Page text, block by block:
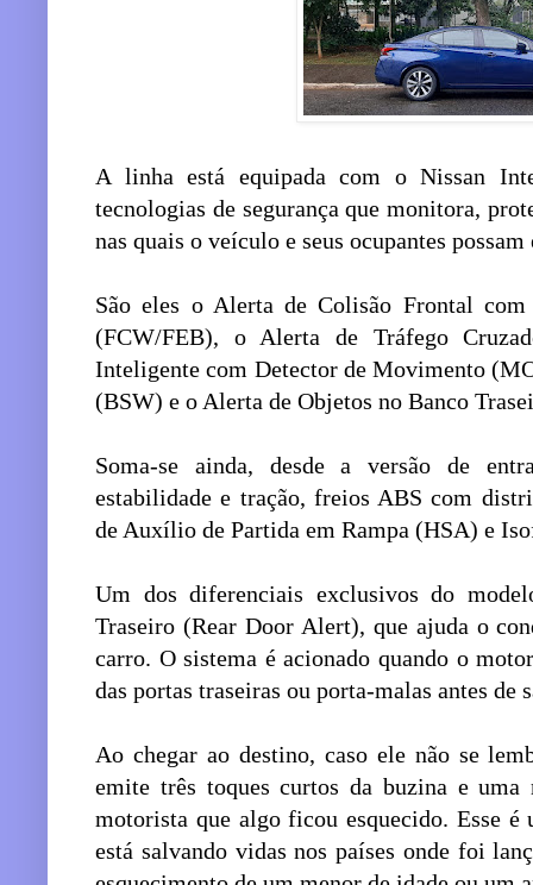
A linha está equipada com o Nissan
tecnologias de segurança que monitora,
nas quais o veículo e seus ocupantes
São eles o Alerta de Colisão Frontal com
(FCW/FEB), o Alerta de Tráfego
Inteligente com Detector de Movimento
(BSW) e o Alerta de Objetos no Banco
Soma-se ainda, desde a versão de
estabilidade e tração, freios ABS com
de Auxílio de Partida em Rampa (HSA) e
Um dos diferenciais exclusivos do
Traseiro (Rear Door Alert), que ajuda o
carro. O sistema é acionado quando o
das portas traseiras ou porta-malas antes de
Ao chegar ao destino, caso ele não se
emite três toques curtos da buzina e uma
motorista que algo ficou esquecido. Esse é
está salvando vidas nos países onde foi